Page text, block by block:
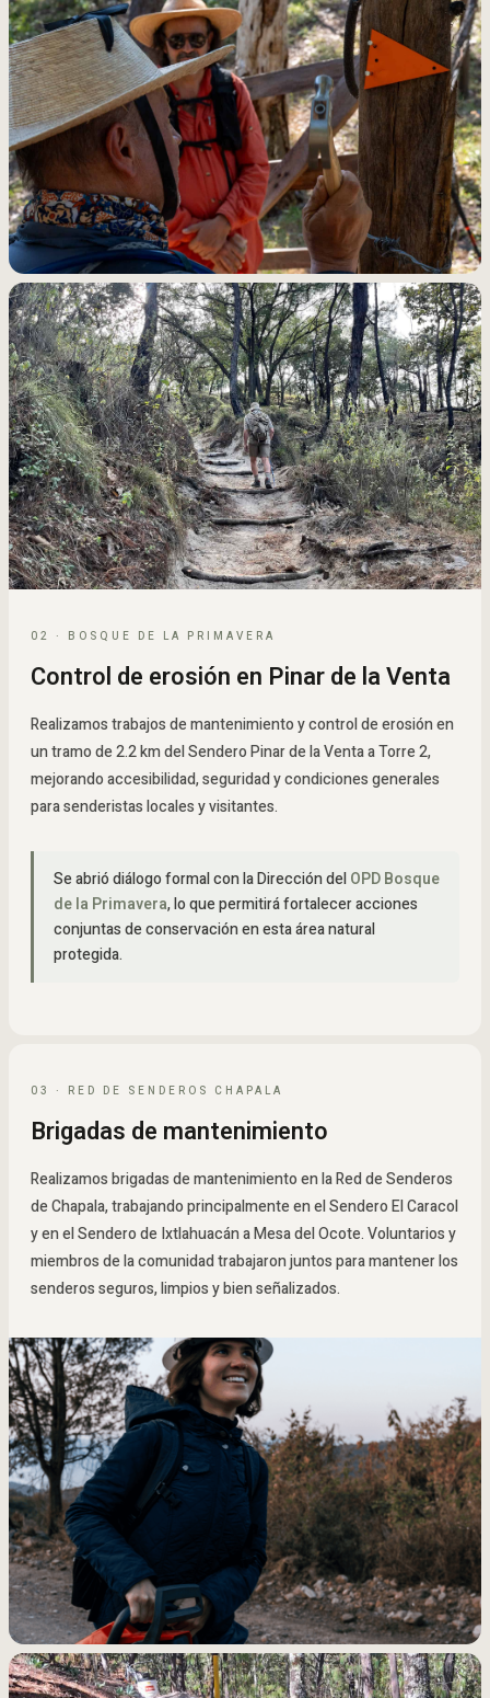
02 · BOSQUE DE LA PRIMAVERA
Control de erosión en Pinar de la Venta
Realizamos trabajos de mantenimiento y control de erosión en
un tramo de 2.2 km del Sendero Pinar de la Venta a Torre 2,
mejorando accesibilidad, seguridad y condiciones generales
para senderistas locales y visitantes.
Se abrió diálogo formal con la Dirección delOPD Bosque
de la Primavera, lo que permitirá fortalecer acciones
conjuntas de conservación en esta área natural
protegida.
03 · RED DE SENDEROS CHAPALA
Brigadas de mantenimiento
Realizamos brigadas de mantenimiento en la Red de Senderos
de Chapala, trabajando principalmente en el Sendero El Caracol
y en el Sendero de Ixtlahuacán a Mesa del Ocote. Voluntarios y
miembros de la comunidad trabajaron juntos para mantener los
senderos seguros, limpios y bien señalizados.